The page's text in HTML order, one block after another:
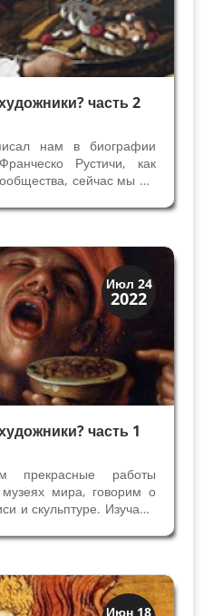
часть 2
нам в биографии
Рустичи, как
сейчас мы бы
с друзьми. Начало в
Июл 24
2022
часть 1
работы
мира, говорим о
и скульптуре. Изучаем
что вдохновляло их на
Июн 18